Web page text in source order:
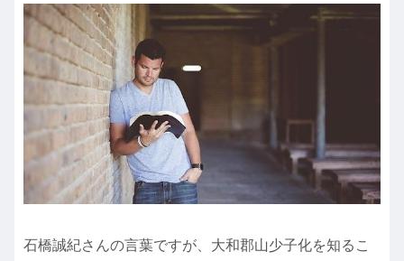
石橋誠紀さんの言葉ですが、大和郡山少子化を知るこ